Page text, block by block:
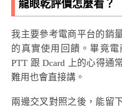
龍眼乾評價怎麼看？
我主要參考電商平台的銷
的真實使用回饋。畢竟
PTT 跟 Dcard 上的心得通
難用也會直接講。
兩邊交叉對照之後，能留